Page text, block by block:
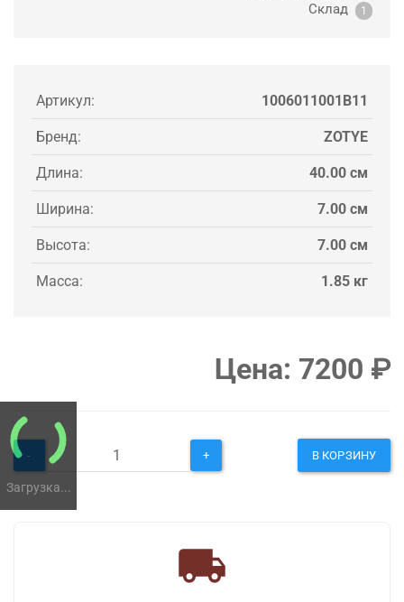
Загрузка...
Склад 1
Артикул: 1006011001B11
Бренд: ZOTYE
Длина: 40.00 см
Ширина: 7.00 см
Высота: 7.00 см
Масса: 1.85 кг
Цена: 7200 ₽
- + В КОРЗИНУ